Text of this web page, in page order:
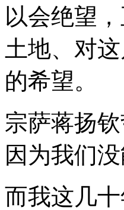
以会绝望
土地、对
的希望。
宗萨蒋扬
因为我们
而我这几